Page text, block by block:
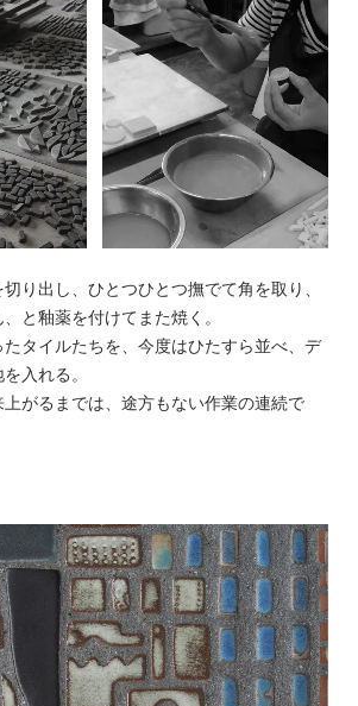
り出し、ひとつひとつ撫でて角を取り、
と釉薬を付けてまた焼く。
たタイルたちを、今度はひたすら並べ、デ
入れる。
がるまでは、途方もない作業の連続で